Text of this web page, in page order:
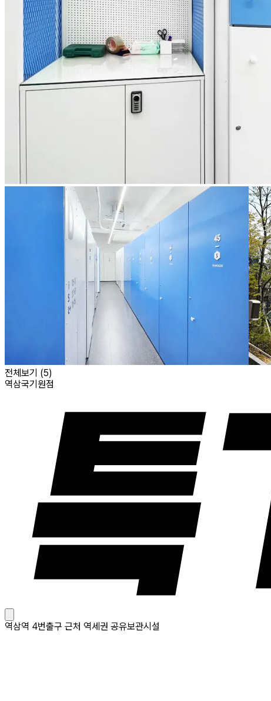
전체보기 (5)
역삼국기원점
역삼역 4번출구 근처 역세권 공유보관시설